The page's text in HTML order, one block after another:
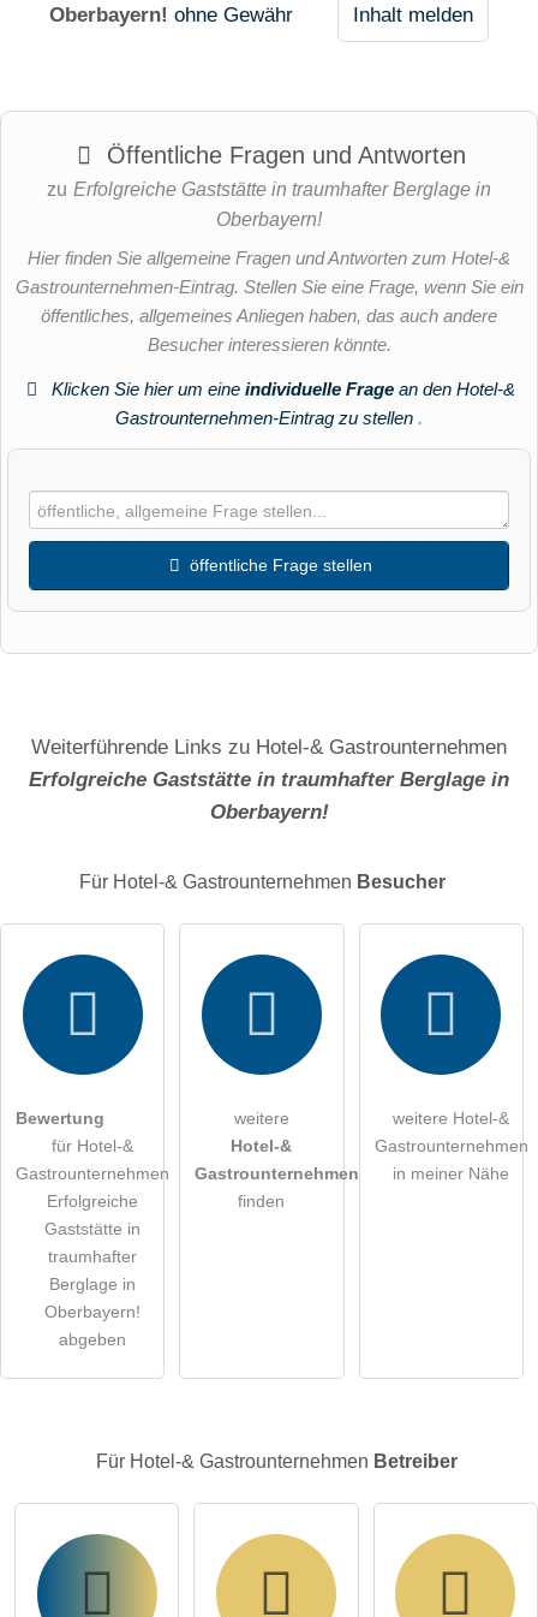
Oberbayern! ohne Gewähr Inhalt melden
Öffentliche Fragen und Antworten
zu Erfolgreiche Gaststätte in traumhafter Berglage in
Oberbayern!
Hier finden Sie allgemeine Fragen und Antworten zum Hotel-&
Gastrounternehmen-Eintrag. Stellen Sie eine Frage, wenn Sie ein
öffentliches, allgemeines Anliegen haben, das auch andere
Besucher interessieren könnte.
Klicken Sie hier um eine individuelle Fragean den Hotel-&
Gastrounternehmen-Eintrag zu stellen .
öffentliche Frage stellen
E-Mail-Adresse (wird nicht veröffentlicht)
Hiermit akzeptiere ich die AGB
Die Datenschutzerklärung habe ich zur Kenntnis genommen.
öffentliche Frage stellen Abbrechen
Hinweis:Bitte beachten Sie, öffentliche Fragen sindfür alle
Besucher sichtbar
Klicken Sie hier um eineindividuelle Frage
Gastrounternehmen-Eintrag zu stellen
Weiterführende Links zu Hotel-& Gastrounternehmen
Erfolgreiche Gaststätte in traumhafter Berglage in
Oberbayern!
Für Hotel-& Gastrounternehmen Besucher
Bewertung
für Hotel-&
Gastrounternehmen
Erfolgreiche
Gaststätte in
traumhafter
Berglage in
Oberbayern!
abgeben
weitere
Hotel-&
Gastrounternehmen
finden
weitere Hotel-&
Gastrounternehmen
in meiner Nähe
Für Hotel-& Gastrounternehmen Betreiber